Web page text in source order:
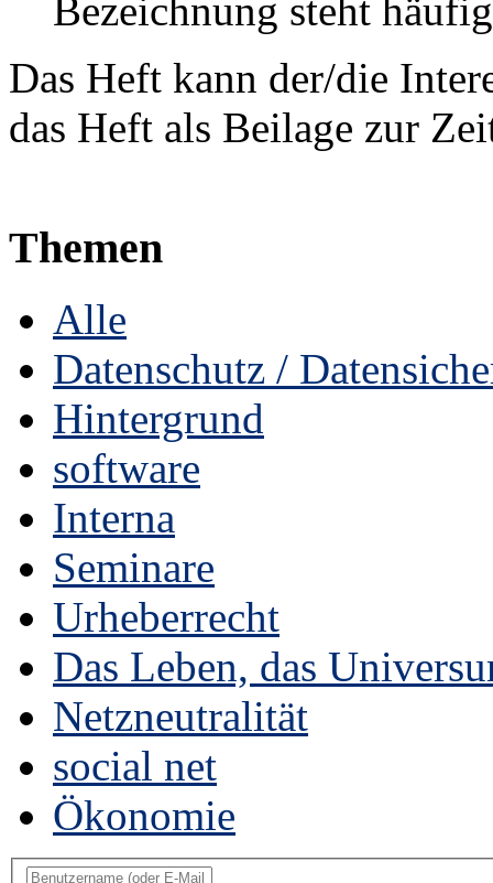
Bezeichnung steht
Das Heft kann der/die
das Heft als Beilage zur
Themen
Alle
Datenschutz /
Hintergrund
software
Interna
Seminare
Urheberrecht
Das Leben, das
Netzneutralität
social net
Ökonomie